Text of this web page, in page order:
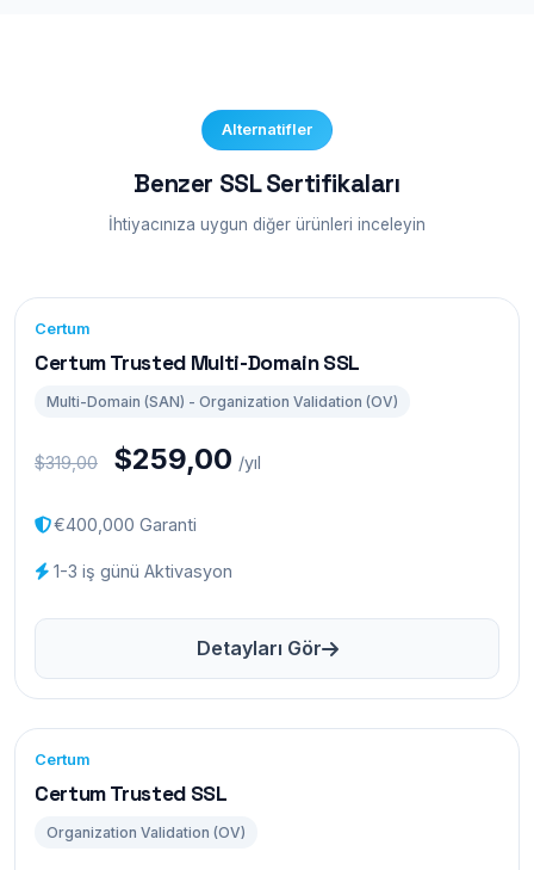
Alternatifler
Benzer SSL Sertifikaları
İhtiyacınıza uygun diğer ürünleri inceleyin
Certum
Certum Trusted Multi-Domain SSL
Multi-Domain (SAN) - Organization Validation (OV)
$319,00 $259,00 /yıl
€400,000 Garanti
1-3 iş günü Aktivasyon
Detayları Gör
Certum
Certum Trusted SSL
Organization Validation (OV)